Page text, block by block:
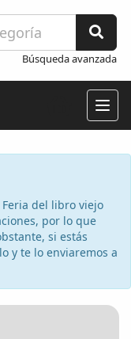
Búsqueda avanzada
del libro viejo
por lo que
si estás
y te lo enviaremos a